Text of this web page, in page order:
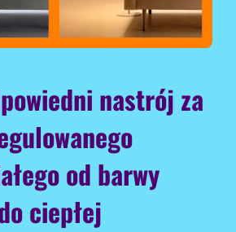
nastrój za
od barwy
ciepłej